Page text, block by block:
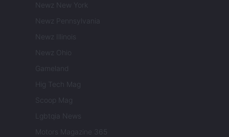
Newz New York
Newz Pennsylvania
Newz Illinois
Newz Ohio
Gameland
Hig Tech Mag
Scoop Mag
Lgbtqia News
Motors Magazine 365